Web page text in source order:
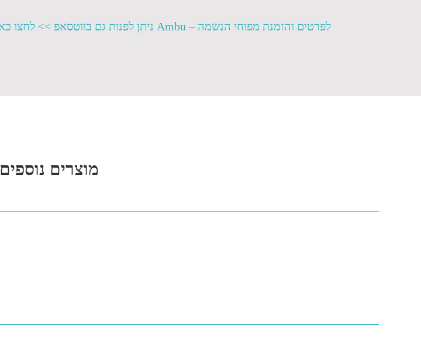
לפרטים והזמנת מפוחי הנשמה – Ambu ניתן לפנות גם בווטסאפ >> לחצו כאן
מוצרים נוספים